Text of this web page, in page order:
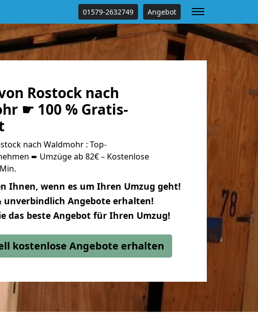
01579-2632749 Angebot
Rostock nach
☛ 100 % Gratis-
nach Waldmohr : Top-
➨ Umzüge ab 82€ – Kostenlose
Ihnen, wenn es um Ihren Umzug geht!
unverbindlich Angebote erhalten!
das beste Angebot für Ihren Umzug!
kostenlose Angebote erhalten